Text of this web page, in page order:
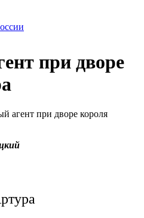
при дворе
агент при дворе короля